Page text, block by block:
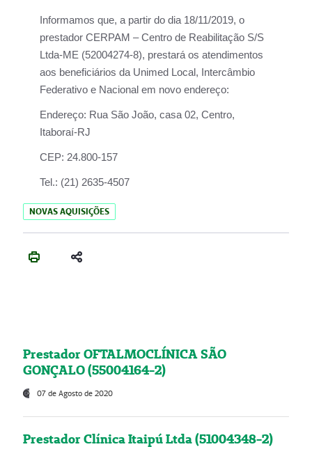
Informamos que, a partir do dia 18/11/2019, o
prestador CERPAM – Centro de Reabilitação S/S
Ltda-ME (52004274-8), prestará os atendimentos
aos beneficiários da Unimed Local, Intercâmbio
Federativo e Nacional em novo endereço:
Endereço: Rua São João, casa 02, Centro,
Itaboraí-RJ
CEP: 24.800-157
Tel.: (21) 2635-4507
NOVAS AQUISIÇÕES
Prestador OFTALMOCLÍNICA SÃO
GONÇALO (55004164-2)
07 de Agosto de 2020
Prestador Clínica Itaipú Ltda (51004348-2)